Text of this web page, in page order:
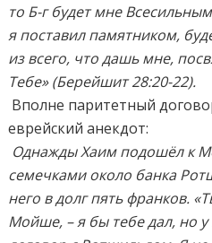
то Б-г будет мне
я поставил памятником,
из всего, что дашь мне,
Тебе» (Берейшит 28:20-22).
Вполне паритетный
еврейский анекдот:
Однажды Хаим подошёл к
семечками около банка
него в долг пять франков.
Мойше, – я бы тебе дал, но